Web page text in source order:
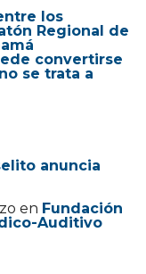
los
Regional de
convertirse
se trata a
anuncia
en Fundación
Auditivo